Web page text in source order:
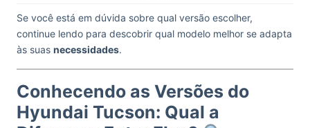
Se você está em dúvida sobre qual versão escolher,
continue lendo para descobrir qual modelo melhor se adapta
às suas necessidades.
Conhecendo as Versões do
Hyundai Tucson: Qual a